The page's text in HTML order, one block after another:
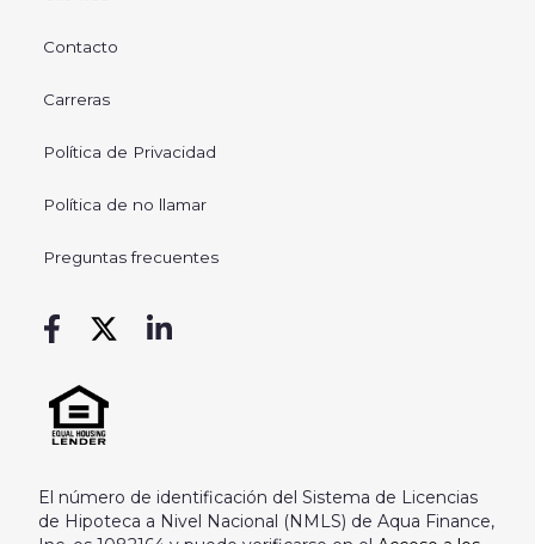
Contacto
Carreras
Política de Privacidad
Política de no llamar
Preguntas frecuentes
El número de identificación del Sistema de Licencias
de Hipoteca a Nivel Nacional (NMLS) de Aqua Finance,